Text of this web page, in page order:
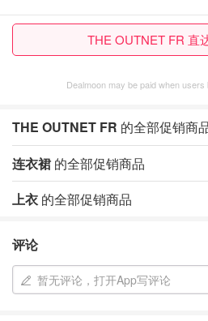
THE OUTNET FR 直
Dealmoon may be paid when users
THE OUTNET FR 的全部促销商
连衣裙 的全部促销商品
上衣 的全部促销商品
评论
暂无评论，打开App写评论